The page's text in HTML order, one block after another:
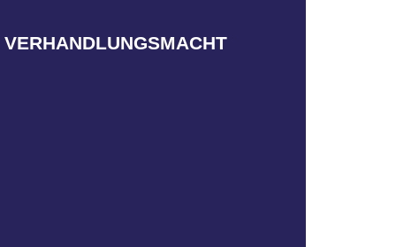
stärkere Verhandlungsposition zu